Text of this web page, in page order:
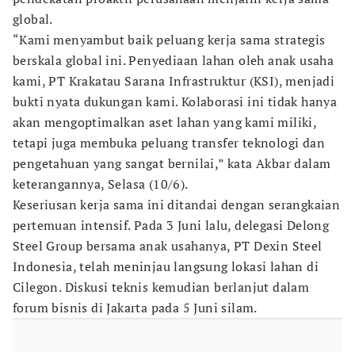
global.
“Kami menyambut baik peluang kerja sama strategis
berskala global ini. Penyediaan lahan oleh anak usaha
kami, PT Krakatau Sarana Infrastruktur (KSI), menjadi
bukti nyata dukungan kami. Kolaborasi ini tidak hanya
akan mengoptimalkan aset lahan yang kami miliki,
tetapi juga membuka peluang transfer teknologi dan
pengetahuan yang sangat bernilai,” kata Akbar dalam
keterangannya, Selasa (10/6).
Keseriusan kerja sama ini ditandai dengan serangkaian
pertemuan intensif. Pada 3 Juni lalu, delegasi Delong
Steel Group bersama anak usahanya, PT Dexin Steel
Indonesia, telah meninjau langsung lokasi lahan di
Cilegon. Diskusi teknis kemudian berlanjut dalam
forum bisnis di Jakarta pada 5 Juni silam.